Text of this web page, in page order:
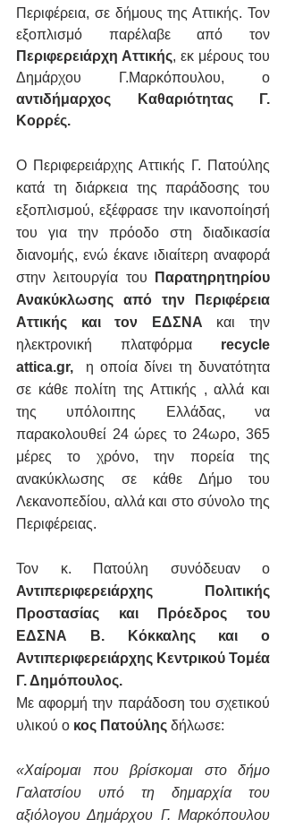
Περιφέρεια, σε δήμους της Αττικής. Τον
Περιφερειάρχη Αττικής, εκ μέρους του
αντιδήμαρχος Καθαριότητας Γ.
Κορρές.
Ο Περιφερειάρχης Αττικής Γ. Πατούλης
κατά τη διάρκεια της παράδοσης του
εξοπλισμού, εξέφρασε την ικανοποίησή
του για την πρόοδο στη διαδικασία
διανομής, ενώ έκανε ιδιαίτερη αναφορά
στην λειτουργία του
Παρατηρητηρίου
Ανακύκλωσης από την Περιφέρεια
Αττικής και τον ΕΔΣΝΑ και την
ηλεκτρονική πλατφόρμα recycle
attica.gr,
  η οποία δίνει τη δυνατότητα
σε κάθε πολίτη της Αττικής , αλλά και
της υπόλοιπης Ελλάδας, να
παρακολουθεί 24 ώρες το 24ωρο, 365
μέρες το χρόνο, την πορεία της
ανακύκλωσης σε κάθε Δήμο του
Λεκανοπεδίου, αλλά και στο σύνολο της
Περιφέρειας.
Αντιπεριφερειάρχης Πολιτικής
Προστασίας και Πρόεδρος του
ΕΔΣΝΑ Β. Κόκκαλης και ο
Αντιπεριφερειάρχης Κεντρικού Τομέα
Γ. Δημόπουλος.
Με αφορμή την παράδοση του σχετικού
υλικού ο κος Πατούλης δήλωσε:
«Χαίρομαι που βρίσκομαι στο δήμο
Γαλατσίου υπό τη δημαρχία του
αξιόλογου Δημάρχου Γ. Μαρκόπουλου